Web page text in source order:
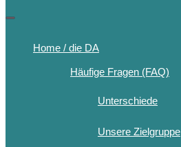
Home / die DA
Häufige Fragen (FAQ)
Unterschiede
Unsere Zielgruppe